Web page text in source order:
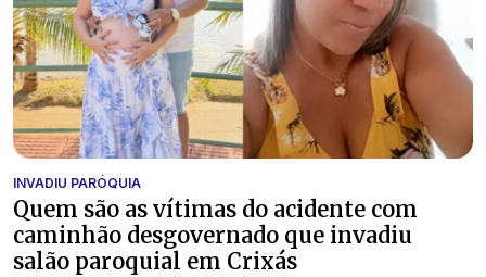
INVADIU PARÓQUIA
Quem são as vítimas do acidente com
caminhão desgovernado que invadiu
salão paroquial em Crixás